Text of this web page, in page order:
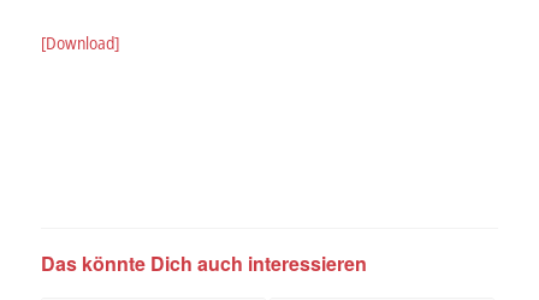
[Download]
Das könnte Dich auch interessieren